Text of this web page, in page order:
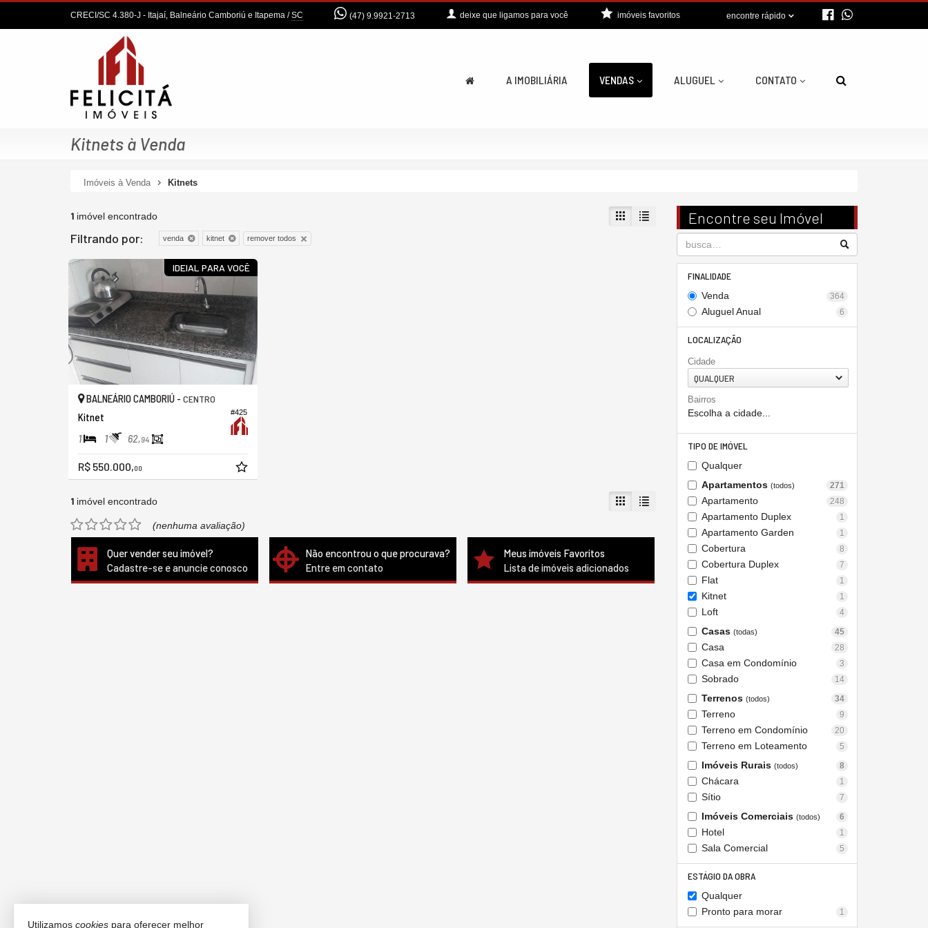
CRECI/SC 4.380-J - Itajaí, Balneário Camboriú e Itapema /SC (47) 9.9921-2713 deixe que ligamos para você encontre rápido
imóveis favoritos
A IMOBILIÁRIA VENDAS ALUGUEL CONTATO
Kitnets à Venda
Imóveis à Venda Kitnets
Encontre seu Imóvel
FINALIDADE
Venda 364
Aluguel Anual 6
LOCALIZAÇÃO
Cidade
QUALQUER
Bairros
Escolha a cidade...
TIPO DE IMÓVEL
Qualquer
Apartamentos (todos) 271
Apartamento 248
Apartamento Duplex 1
Apartamento Garden 1
Cobertura 8
Cobertura Duplex 7
Flat 1
Kitnet 1
Loft 4
Casas (todas) 45
Casa 28
Casa em Condomínio 3
Sobrado 14
Terrenos (todos) 34
Terreno 9
Terreno em Condomínio 20
Terreno em Loteamento 5
Imóveis Rurais (todos) 8
Chácara 1
Sítio 7
Imóveis Comerciais (todos) 6
Hotel 1
Sala Comercial 5
ESTÁGIO DA OBRA
Qualquer
Pronto para morar
1
1 imóvel encontrado
Filtrando por: venda kitnet remover todos
IDEIAL PARA VOCÊ
#425
BALNEÁRIO CAMBORIÚ - CENTRO
Kitnet
1 1 62,94
R$ 550.000,00
1 imóvel encontrado
(nenhuma avaliação)
Quer vender seu imóvel?
Cadastre-se e anuncie conosco
Não encontrou o que procurava?
Entre em contato
Meus imóveis Favoritos
Lista de imóveis adicionados
Utilizamos cookies para oferecer melhor